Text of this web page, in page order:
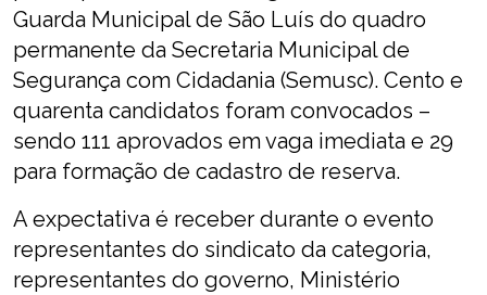
Guarda Municipal de São Luís do quadro
permanente da Secretaria Municipal de
Segurança com Cidadania (Semusc). Cento e
quarenta candidatos foram convocados –
sendo 111 aprovados em vaga imediata e 29
para formação de cadastro de reserva.
A expectativa é receber durante o evento
representantes do sindicato da categoria,
representantes do governo, Ministério